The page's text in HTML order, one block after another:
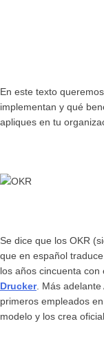
En este texto
implementan y qué
apliques en tu
Se dice que los OKR
que en español
los años cincuenta
Drucker. Más
primeros empleados
modelo y los crea